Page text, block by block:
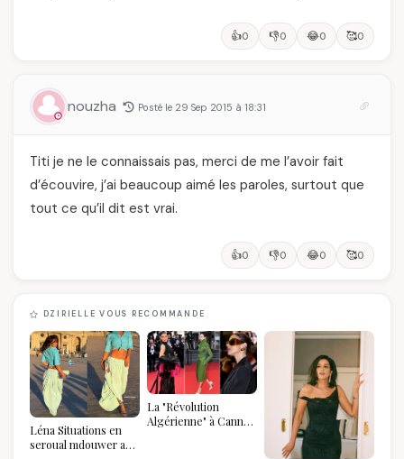
👍0 👎0 😂0 🥰0
nouzha Posté le 29 Sep 2015 à 18:31
Titi je ne le connaissais pas, merci de me l’avoir fait
d’écouvire, j’ai beaucoup aimé les paroles, surtout que
tout ce qu’il dit est vrai.
👍0 👎0 😂0 🥰0
DZIRIELLE VOUS RECOMMANDE
Léna Situations en
seroual mdouwer au
La "Révolution
Algérienne" à Cannes